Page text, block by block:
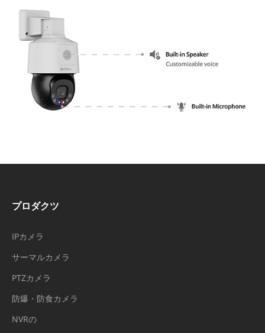
プロダクツ
IPカメラ
サーマルカメラ
PTZカメラ
防爆・防食カメラ
NVRの